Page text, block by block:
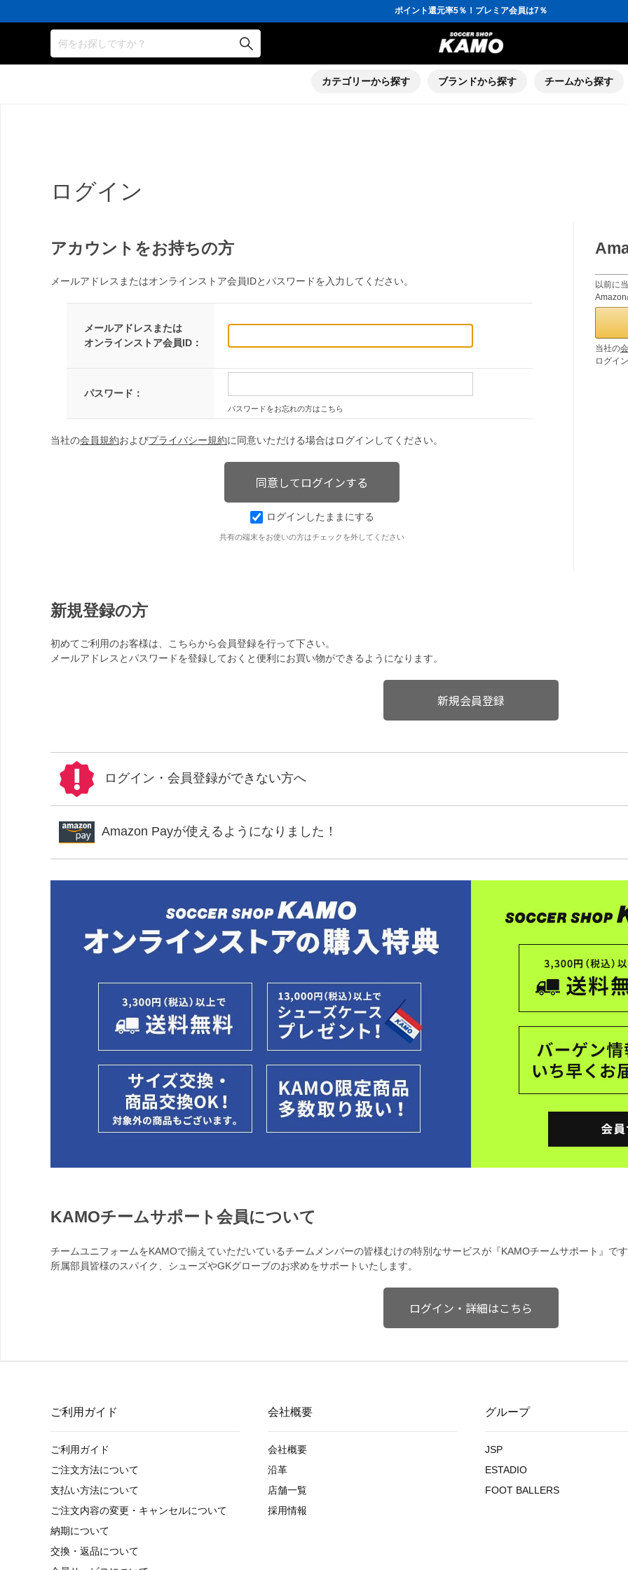
ポイント還元率5％！プレミア会員は7％
会員の方にはお誕生月に「10％OFFクーポン」プレゼント！
16,000円(税込)以上でシューズケースプレゼント！
3,300円(税込)以上で送料無料！
ポイント還元率5％！プレミア会員は7％
会員の方にはお誕生月に「10％OFFクーポン」プレゼント！
何をお探しですか？
カテゴリーから探す ブランドから探す チームから探す
ログイン
アカウントをお持ちの方
メールアドレスまたはオンラインストア会員IDとパスワードを入力してください。
メールアドレスまたは
オンラインストア会員ID：
パスワード：
パスワードをお忘れの方はこちら
当社の会員規約およびプライバシー規約に同意いただける場合はログインしてください。
ログインしたままにする
共有の端末をお使いの方はチェックを外してください
以前に
当社の
ログイ
新規登録の方
初めてご利用のお客様は、こちらから会員登録を行って下さい。
メールアドレスとパスワードを登録しておくと便利にお買い物ができるようになります。
ログイン・会員登録ができない方へ
Amazon Payが使えるようになりました！
KAMOチームサポート会員について
チームユニフォームをKAMOで揃えていただいているチームメンバーの皆様むけの特別なサービスが『KAMOチームサポート』で
所属部員皆様のスパイク、シューズやGKグローブのお求めをサポートいたします。
ログイン・詳細はこちら
ご利用ガイド
ご利用ガイド
ご注文方法について
支払い方法について
ご注文内容の変更・キャンセルについて
納期について
交換・返品について
会社概要
会社概要
沿革
店舗一覧
採用情報
グループ
JSP
ESTADIO
FOOT BALLERS